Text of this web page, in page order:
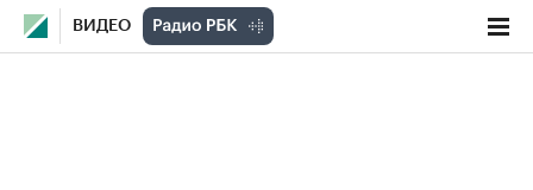
ВИДЕО